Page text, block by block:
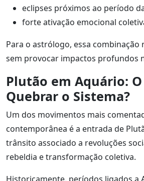
eclipses próximos ao período
forte ativação emocional
Para o astrólogo, essa
sem provocar impactos profundos
Plutão em Aquário:
Quebrar o Sistema?
Um dos movimentos mais
contemporânea é a entrada de
trânsito associado a revoluções
rebeldia e transformação coletiva.